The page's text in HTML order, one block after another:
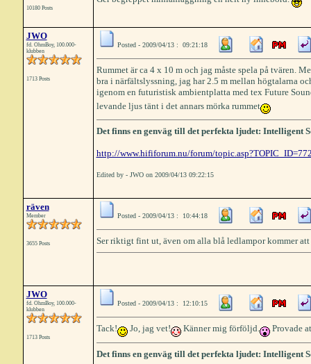
10180 Posts
JWO
fd. OhmBoy, 100.000-
klubben
1713 Posts
Posted - 2009/04/13 : 09:21:18
Rummet är ca 4 x 10 m och jag måste spela på tvären.
bra i närfältslyssning, jag har 2.5 m mellan högtalarna
igenom en futuristisk ambientplatta med tex Future
levande ljus tänt i det annars mörka rummet
Det finns en genväg till det perfekta ljudet: Intelligent
http://www.hififorum.nu/forum/
Edited by - JWO on 2009/04/13 09:22:15
räven
Member
3655 Posts
Posted - 2009/04/13 : 10:44:18
Ser riktigt fint ut, även om alla blå ledlampor kommer
JWO
fd. OhmBoy, 100.000-
klubben
1713 Posts
Posted - 2009/04/13 : 12:10:15
Tack! Jo, jag vet! Känner mig förföljd. Provade
Det finns en genväg till det perfekta ljudet: Intelligent